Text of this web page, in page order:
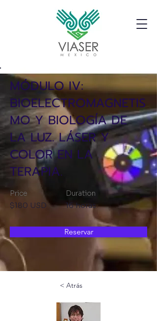
MÓDULO IV:
BIOELECTROMAGNETIS
MO Y BIOLOGÍA DE
LA LUZ. LÁSER Y
COLOR EN LA
TERAPIA.
Price
$180 USD
Duration
16 horas
Reservar
< Atrás